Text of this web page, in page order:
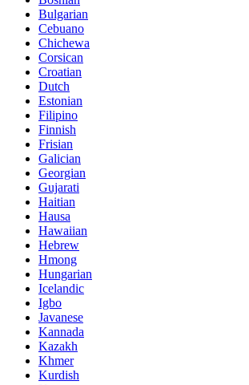
Bulgarian
Cebuano
Chichewa
Corsican
Croatian
Dutch
Estonian
Filipino
Finnish
Frisian
Galician
Georgian
Gujarati
Haitian
Hausa
Hawaiian
Hebrew
Hmong
Hungarian
Icelandic
Igbo
Javanese
Kannada
Kazakh
Khmer
Kurdish